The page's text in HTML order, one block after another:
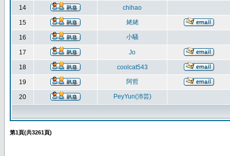
14 chihao
15 姥姥
16 小騷
17 Jo
18 coolcat543
19 阿哲
20 PeyYun(沛芸)
第1頁(共3261頁)